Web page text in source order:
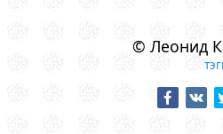
© Леонид